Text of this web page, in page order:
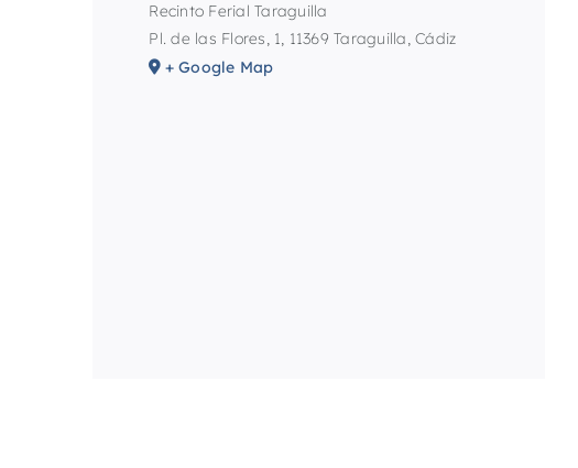
Recinto Ferial Taraguilla
Pl. de las Flores, 1, 11369 Taraguilla, Cádiz
+ Google Map